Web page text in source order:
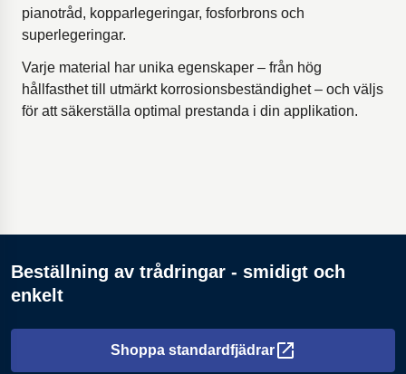
pianotråd, kopparlegeringar, fosforbrons och
superlegeringar.
Varje material har unika egenskaper – från hög
hållfasthet till utmärkt korrosionsbeständighet – och väljs
för att säkerställa optimal prestanda i din applikation.
Beställning av trådringar - smidigt och
enkelt
Shoppa standardfjädrar
Öppnas i en ny flik